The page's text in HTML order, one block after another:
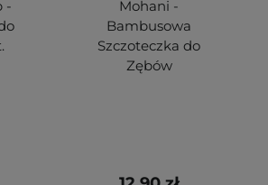
-
Mohani -
Bambusowa
Szczoteczka do
Zębów